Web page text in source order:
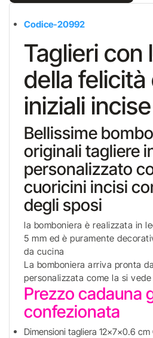
Codice-20992
Taglieri con
della felicità
iniziali incise
Bellissime
originali tagliere
personalizzato
cuoricini incisi
degli sposi
la bomboniera è realizzata in
5 mm ed è puramente
da cucina
La bomboniera arriva pronta
personalizzata come la si
Prezzo cadauna
confezionata
Dimensioni tagliera 12x7x0.6 cm